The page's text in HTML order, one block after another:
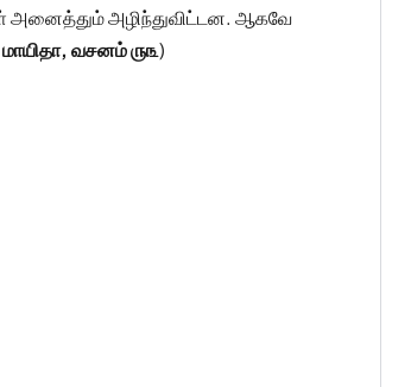
அனைத்தும் அழிந்துவிட்டன. ஆகவே
வசனம் ௫௩)